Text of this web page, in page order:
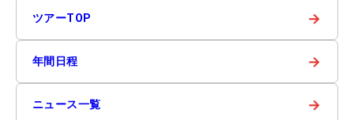
ツアーTOP →
年間日程 →
ニュース一覧 →